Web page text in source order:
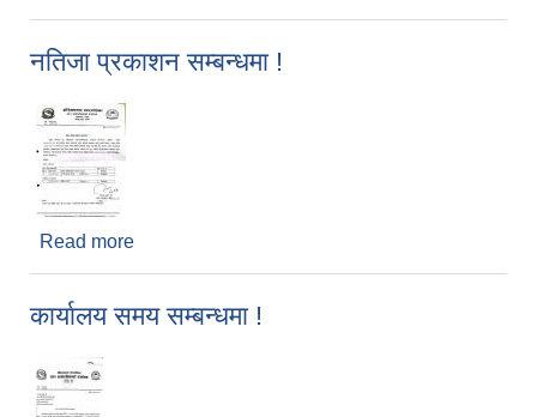
नतिजा प्रकाशन सम्बन्धमा !
Read more
कार्यालय समय सम्बन्धमा !